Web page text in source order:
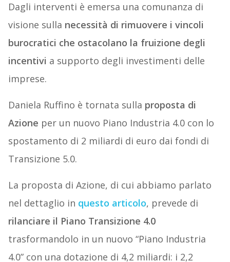
Dagli interventi è emersa una comunanza di
visione sulla necessità di rimuovere i vincoli
burocratici che ostacolano la fruizione degli
incentivi a supporto degli investimenti delle
imprese.
Daniela Ruffino è tornata sulla proposta di
Azione per un nuovo Piano Industria 4.0 con lo
spostamento di 2 miliardi di euro dai fondi di
Transizione 5.0.
La proposta di Azione, di cui abbiamo parlato
nel dettaglio in questo articolo, prevede di
rilanciare il Piano Transizione 4.0
trasformandolo in un nuovo “Piano Industria
4.0” con una dotazione di 4,2 miliardi: i 2,2